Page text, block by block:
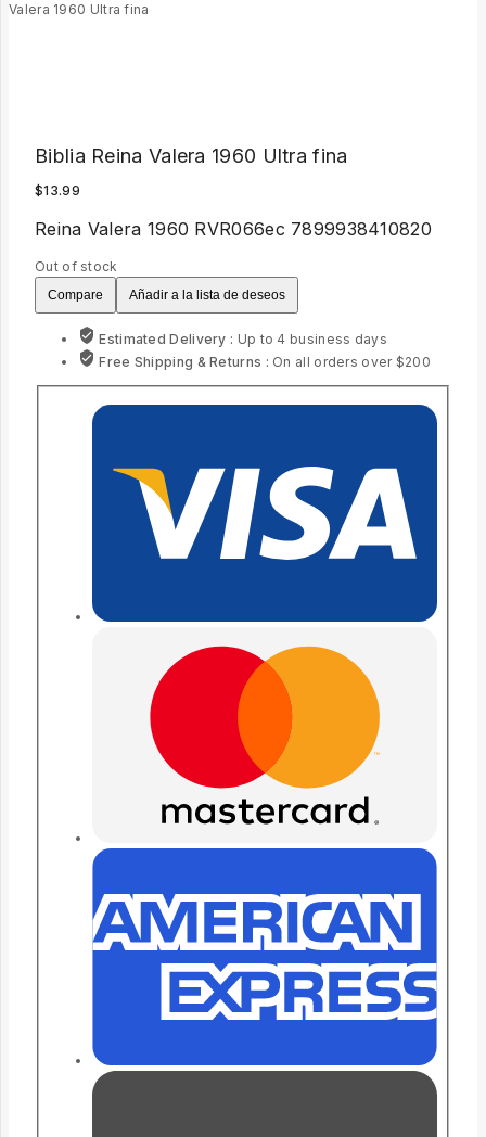
Valera 1960 Ultra fina
Biblia Reina Valera 1960 Ultra fina
$13.99
Reina Valera 1960 RVR066ec 7899938410820
Out of stock
Compare Añadir a la lista de deseos
Estimated Delivery : Up to 4 business days
Free Shipping & Returns : On all orders over $200